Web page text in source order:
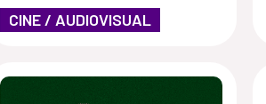
CINE / AUDIOVISUAL